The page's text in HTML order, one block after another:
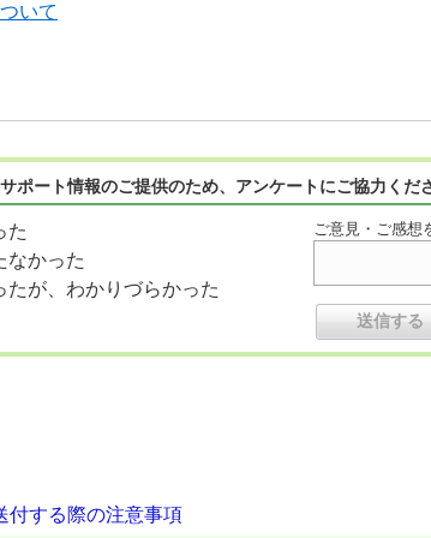
いて
サポート情報のご提供のため、アンケートにご協力く
た
なかった
たが、わかりづらかった
ご意見・ご感想
付する際の注意事項